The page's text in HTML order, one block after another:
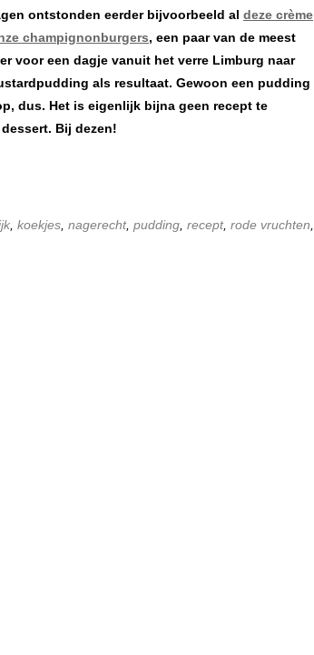
ontstonden eerder bijvoorbeeld al deze crème
champignonburgers, een paar van de meest
voor een dagje vanuit het verre Limburg naar
als resultaat. Gewoon een pudding
dus. Het is eigenlijk bijna geen recept te
Bij dezen!
koekjes nagerecht, pudding recept, rode vruchten